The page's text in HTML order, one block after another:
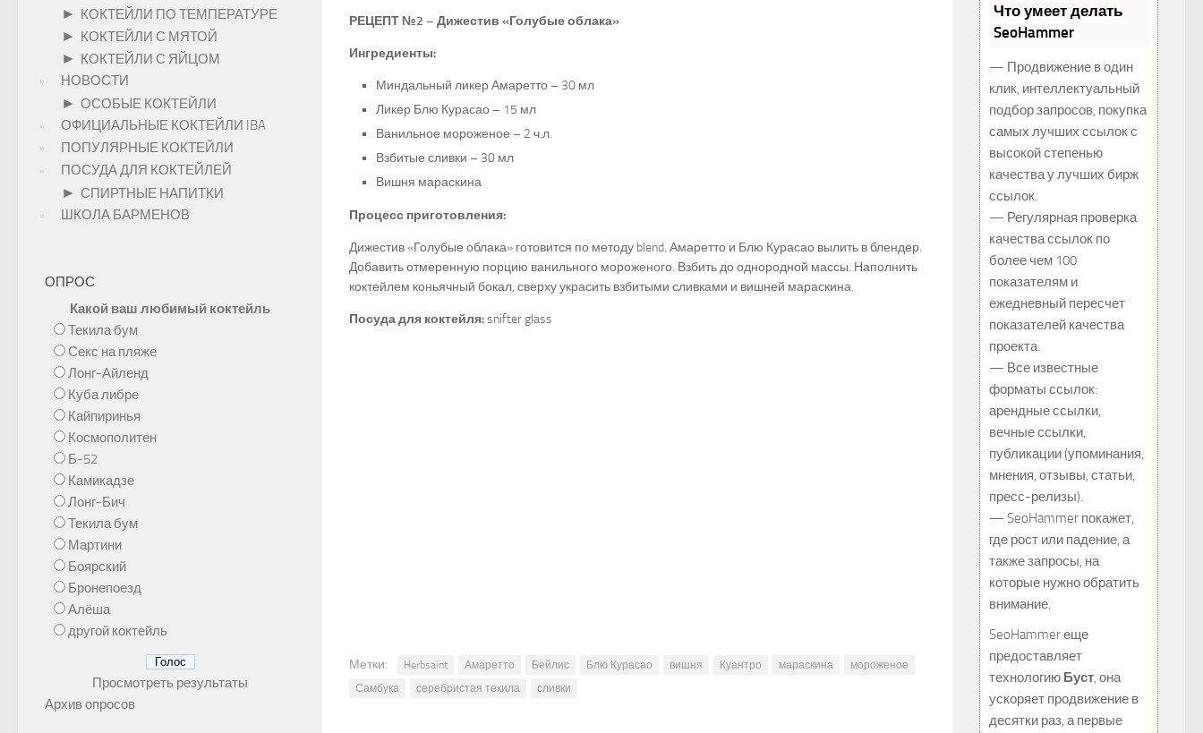
РЕЦЕПТ №2 – Дижестив «Голубые облака»
Ингредиенты:
Миндальный ликер Амаретто – 30 мл
Ликер Блю Курасао – 15 мл
Ванильное мороженое – 2 ч.л.
Взбитые сливки – 30 мл
Вишня мараскина
Процесс приготовления:
Дижестив «Голубые облака» готовится по методу blend. Амаретто и Блю Курасао вылить в блендер.
Добавить отмеренную порцию ванильного мороженого. Взбить до однородной массы. Наполнить
коктейлем коньячный бокал, сверху украсить взбитыми сливками и вишней мараскина.
Посуда для коктейля:snifter glass
Метки: Herbsaint Амаретто Бейлис Блю Курасао вишня Куантро мараскина
мороженое
Самбука
серебристая текила сливки
► КОКТЕЙЛИ ПО ТЕМПЕРАТУРЕ
► КОКТЕЙЛИ С МЯТОЙ
► КОКТЕЙЛИ С ЯЙЦОМ
НОВОСТИ
► ОСОБЫЕ КОКТЕЙЛИ
ОФИЦИАЛЬНЫЕ КОКТЕЙЛИ IBA
ПОПУЛЯРНЫЕ КОКТЕЙЛИ
ПОСУДА ДЛЯ КОКТЕЙЛЕЙ
► СПИРТНЫЕ НАПИТКИ
ШКОЛА БАРМЕНОВ
ОПРОС
Какой ваш любимый коктейль
Текила бум
Секс на пляже
Лонг-Айленд
Куба либре
Кайпиринья
Космополитен
Б-52
Камикадзе
Лонг-Бич
Текила бум
Мартини
Боярский
Бронепоезд
Алёша
другой коктейль
Просмотреть результаты
Архив опросов
Что умеет делать
SeoHammer
— Продвижение в один
клик, интеллектуальный
подбор запросов, покупка
самых лучших ссылок с
высокой степенью
качества у лучших бирж
ссылок.
— Регулярная проверка
качества ссылок по
более чем 100
показателям и
ежедневный пересчет
показателей качества
проекта.
— Все известные
форматы ссылок:
арендные ссылки,
вечные ссылки,
публикации (упоминания,
мнения, отзывы, статьи,
пресс-релизы).
— SeoHammer покажет,
где рост или падение, а
также запросы, на
которые нужно обратить
внимание.
SeoHammer еще
предоставляет
технологию Буст, она
ускоряет продвижение в
десятки раз, а первые